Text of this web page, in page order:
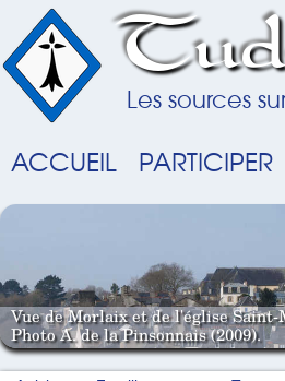
Les sources
ACCUEIL PARTICIPER
Vue de Morlaix et de l'église
Photo A. de la Pinsonnais (2009).